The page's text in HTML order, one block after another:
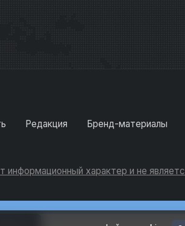
Редакция Бренд-материалы
информационный характер и не